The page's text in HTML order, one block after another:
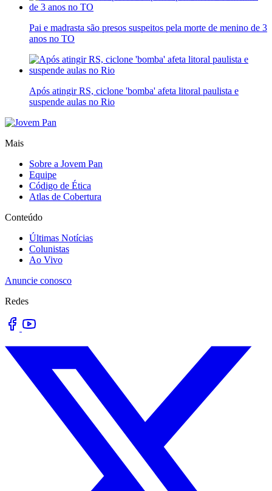
Pai e madrasta são presos suspeitos pela morte de menino de 3
anos no TO
Após atingir RS, ciclone 'bomba' afeta litoral paulista e
suspende aulas no Rio
Mais
Sobre a Jovem Pan
Equipe
Código de Ética
Atlas de Cobertura
Conteúdo
Últimas Notícias
Colunistas
Ao Vivo
Anuncie conosco
Redes